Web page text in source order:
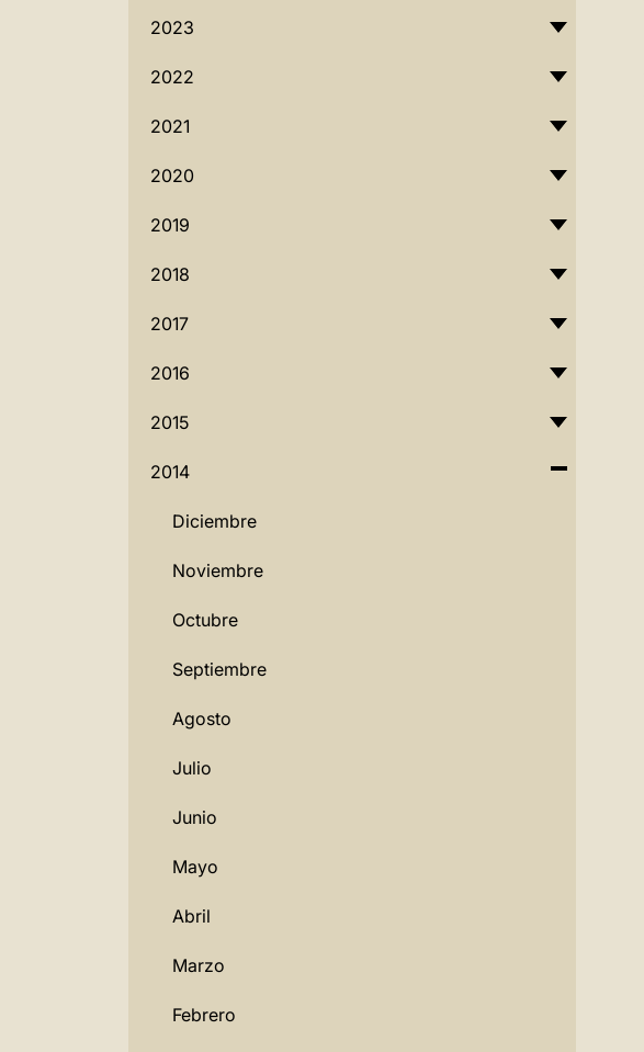
2023
2022
2021
2020
2019
2018
2017
2016
2015
2014
Diciembre
Noviembre
Octubre
Septiembre
Agosto
Julio
Junio
Mayo
Abril
Marzo
Febrero